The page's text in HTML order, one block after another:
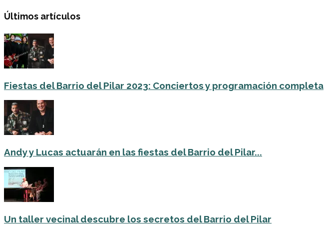
Últimos artículos
Fiestas del Barrio del Pilar 2023: Conciertos y programación completa
Andy y Lucas actuarán en las fiestas del Barrio del Pilar...
Un taller vecinal descubre los secretos del Barrio del Pilar